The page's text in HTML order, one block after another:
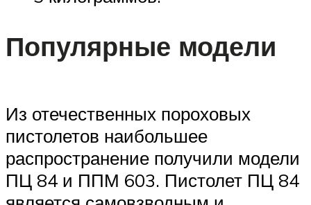
Популярные модели
Из отечественных пороховых
пистолетов наибольшее
распространение получили модели
ПЦ 84 и ППМ 603. Пистолет ПЦ 84